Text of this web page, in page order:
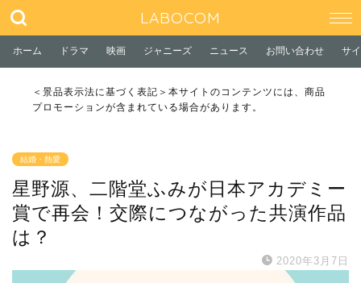
LABOCOM
ホーム ドラマ 映画 ジャニーズ ニュース お問い合わせ サ
＜景品表示法に基づく表記＞本サイトのコンテンツには、商品
プロモーションが含まれている場合があります。
結婚・熱愛
星野源、二階堂ふみが日本アカデミー
賞で再会！交際につながった共演作品
は？
2020年3月7日